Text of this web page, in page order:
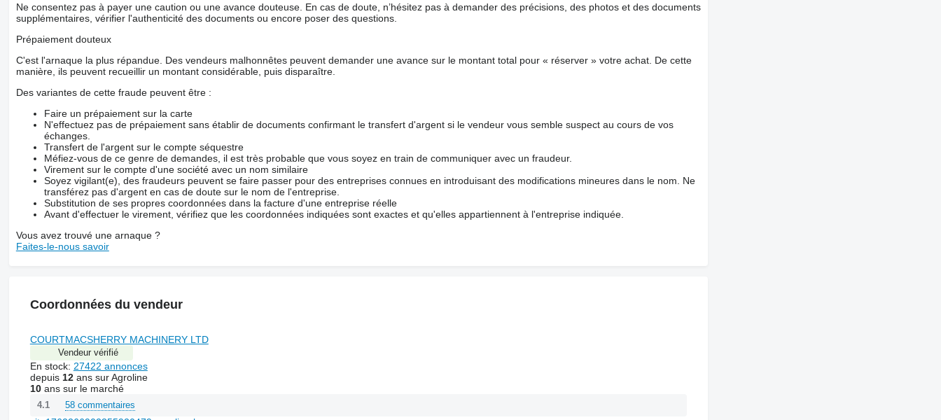
Ne consentez pas à payer une caution ou une avance douteuse. En cas de doute, n’hésitez pas à demander des précisions, des photos et des documents
supplémentaires, vérifier l'authenticité des documents ou encore poser des questions.
Prépaiement douteux
C'est l'arnaque la plus répandue. Des vendeurs malhonnêtes peuvent demander une avance sur le montant total pour « réserver » votre achat. De cette
manière, ils peuvent recueillir un montant considérable, puis disparaître.
Des variantes de cette fraude peuvent être :
Faire un prépaiement sur la carte
N'effectuez pas de prépaiement sans établir de documents confirmant le transfert d'argent si le vendeur vous semble suspect au cours de vos
échanges.
Transfert de l'argent sur le compte séquestre
Méfiez-vous de ce genre de demandes, il est très probable que vous soyez en train de communiquer avec un fraudeur.
Virement sur le compte d'une société avec un nom similaire
Soyez vigilant(e), des fraudeurs peuvent se faire passer pour des entreprises connues en introduisant des modifications mineures dans le nom. Ne
transférez pas d'argent en cas de doute sur le nom de l'entreprise.
Substitution de ses propres coordonnées dans la facture d'une entreprise réelle
Avant d'effectuer le virement, vérifiez que les coordonnées indiquées sont exactes et qu'elles appartiennent à l'entreprise indiquée.
Vous avez trouvé une arnaque ?
Faites-le-nous savoir
Coordonnées du vendeur
COURTMACSHERRY MACHINERY LTD
Vendeur vérifié
En stock: 27422 annonces
depuis 12ans sur Agroline
10ans sur le marché
4.1 58 commentaires